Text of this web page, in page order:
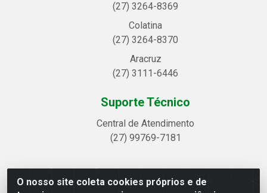
O nosso site coleta cookies próprios e de
(27) 3264-8369
Colatina
(27) 3264-8370
Aracruz
(27) 3111-6446
Suporte Técnico
Central de Atendimento
(27) 99769-7181
Linhavix Distribuidora LTDA - Avenida Alegre, 2521 -